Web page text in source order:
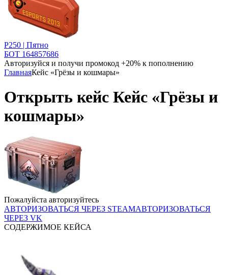
P250 | Пятно
БОТ 164857686
Авторизуйся и получи промокод +20% к пополнению
ГлавнаяКейс «Грёзы и кошмары»
Открыть кейс Кейс «Грёзы и
кошмары»
Пожалуйста авторизуйтесь
АВТОРИЗОВАТЬСЯ ЧЕРЕЗ STEAMАВТОРИЗОВАТЬСЯ
ЧЕРЕЗ VK
СОДЕРЖИМОЕ КЕЙСА